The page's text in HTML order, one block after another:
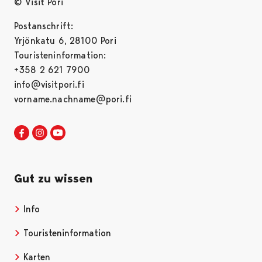
Postanschrift:
Yrjönkatu 6, 28100 Pori
Touristeninformation:
+358 2 621 7900
info@visitpori.fi
vorname.nachname@pori.fi
Visit Pori in Facebook
Opens in a new tab
Visit Pori in Instagram
Opens in a new tab
Gut zu wissen
Info
Touristeninformation
Karten